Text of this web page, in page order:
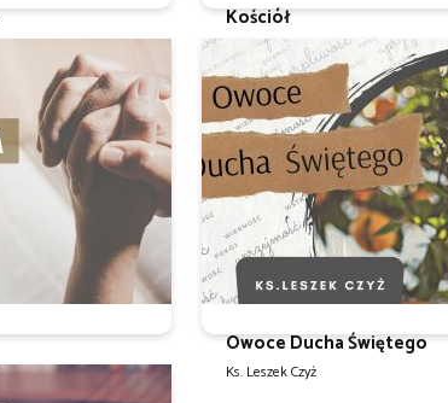
Kościół
Ks. Leszek Czyż
Owoce Ducha Świętego
Ks. Leszek Czyż